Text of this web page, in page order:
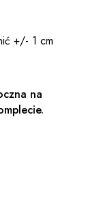
+/- 1 cm
na